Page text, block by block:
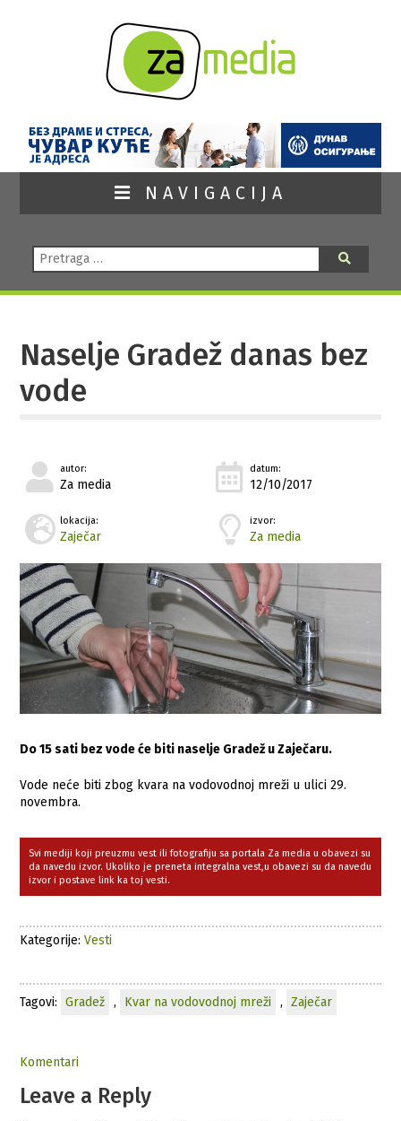
NAVIGACIJA
Pretraga:
Naselje Gradež danas bez
vode
autor:
Za media
datum:
12/10/2017
lokacija:
Zaječar
izvor:
Za media
Do 15 sati bez vode će biti naselje Gradež u Zaječaru.
Vode neće biti zbog kvara na vodovodnoj mreži u ulici 29.
novembra.
Svi mediji koji preuzmu vest ili fotografiju sa portala Za media u obavezi su
da navedu izvor. Ukoliko je preneta integralna vest,u obavezi su da navedu
izvor i postave link ka toj vesti.
Kategorije:Vesti
Tagovi: Gradež , Kvar na vodovodnoj mreži , Zaječar
Komentari
Leave a Reply